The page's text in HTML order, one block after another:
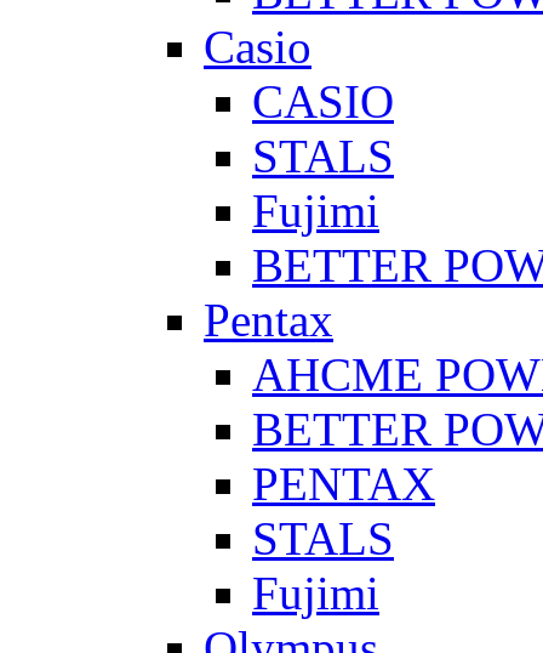
Casio
CASIO
STALS
Fujimi
BETTER
Pentax
AHCME
BETTER
PENTAX
STALS
Fujimi